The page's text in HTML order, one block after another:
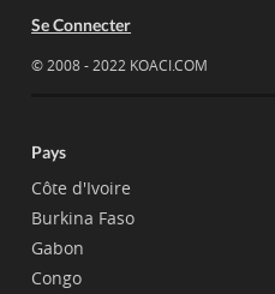
Se Connecter
© 2008 - 2022 KOACI.COM
Pays
Côte d'Ivoire
Burkina Faso
Gabon
Congo